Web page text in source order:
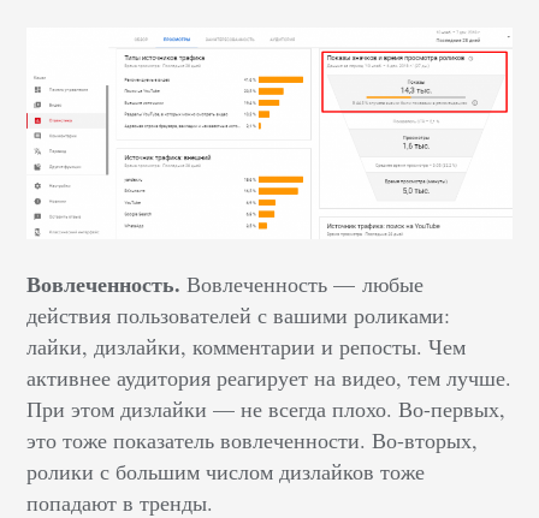
Вовлеченность. Вовлеченность — любые
действия пользователей с вашими роликами:
лайки, дизлайки, комментарии и репосты. Чем
активнее аудитория реагирует на видео, тем лучше.
При этом дизлайки — не всегда плохо. Во-первых,
это тоже показатель вовлеченности. Во-вторых,
ролики с большим числом дизлайков тоже
попадают в тренды.